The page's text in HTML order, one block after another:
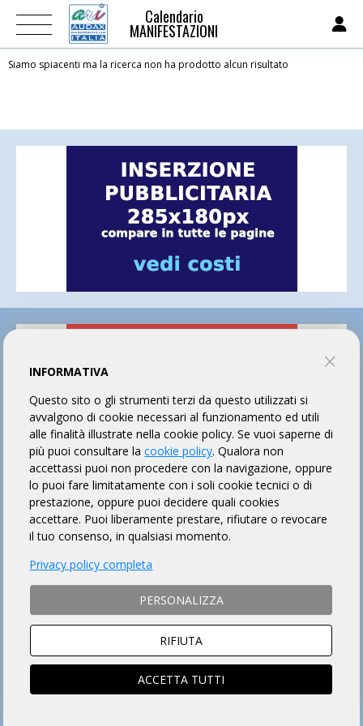
Calendario
MANIFESTAZIONI
Siamo spiacenti ma la ricerca non ha prodotto alcun risultato
INFORMATIVA
Questo sito o gli strumenti terzi da questo utilizzati si
avvalgono di cookie necessari al funzionamento ed utili
alle finalità illustrate nella cookie policy. Se vuoi saperne di
più puoi consultare lacookie policy. Qualora non
accettassi puoi non procedere con la navigazione, oppure
lo puoi fare limitatamente con i soli cookie tecnici o di
prestazione, oppure puoi decidere quali cookies
accettare. Puoi liberamente prestare, rifiutare o revocare
il tuo consenso, in qualsiasi momento.
Privacy policy completa
PERSONALIZZA
RIFIUTA
ACCETTA TUTTI